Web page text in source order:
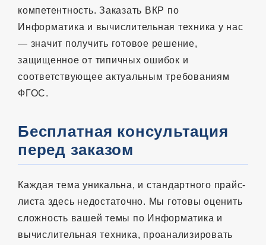
компетентность. Заказать ВКР по
Информатика и вычислительная техника у нас
— значит получить готовое решение,
защищенное от типичных ошибок и
соответствующее актуальным требованиям
ФГОС.
Бесплатная консультация
перед заказом
Каждая тема уникальна, и стандартного прайс-
листа здесь недостаточно. Мы готовы оценить
сложность вашей темы по Информатика и
вычислительная техника, проанализировать